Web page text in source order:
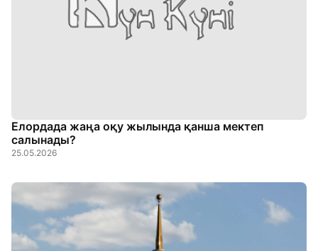
Елордада жаңа оқу жылында қанша мектеп
салынады?
25.05.2026